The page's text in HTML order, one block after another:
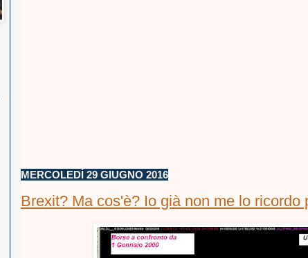
MERCOLEDÌ 29 GIUGNO 2016
Brexit? Ma cos'è? Io già non me lo ricordo